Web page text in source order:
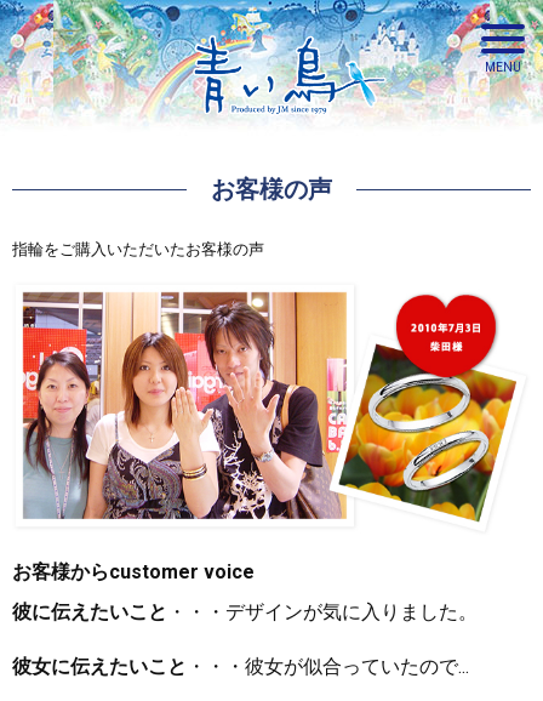
お客様の声
指輪をご購入いただいたお客様の声
お客様からcustomer voice
彼に伝えたいこと ・・・デザインが気に入りました。
彼女に伝えたいこと ・・・彼女が似合っていたので...